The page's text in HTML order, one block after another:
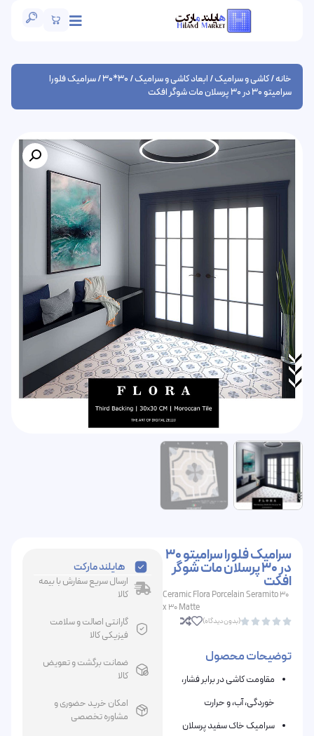
خانه/کاشی و سرامیک/ابعاد کاشی و سرامیک/
30*30
/ سرامیک فلورا
سرامیتو 30 در 30 پرسلان مات شوگر افکت
سرامیک فلورا سرامیتو 30
در 30 پرسلان مات شوگر
افکت
Ceramic Flora Porcelain Seramito 30
x 30 Matte



 (بدون دیدگاه)
توضیحات محصول
مقاومت کاشی در برابر فشار،
خوردگی، آب، و حرارت
سرامیک خاک سفید پرسلان
هایلند مارکت
ارسال سریع سفارش با بیمه
کالا
گارانتی اصالت و سلامت
فیزیکی کالا
ضمانت برگشت و تعویض
کالا
امکان خرید حضوری و
مشاوره تخصصی